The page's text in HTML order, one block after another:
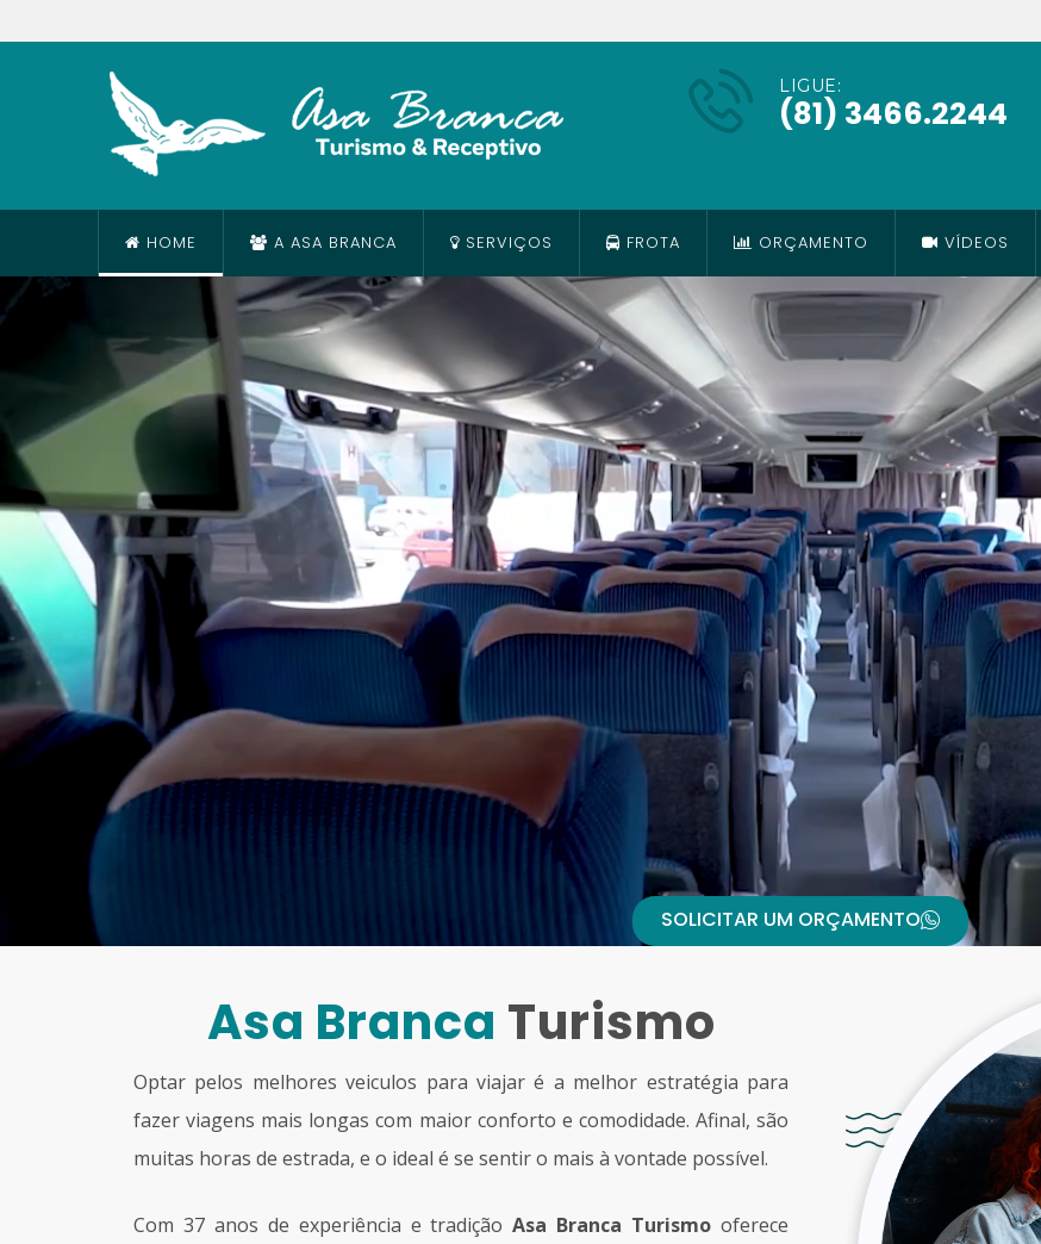
LIGUE:
(81) 3466.2244
HOME A ASA BRANCA SERVIÇOS FROTA ORÇAMENTO VÍDEOS
SOLICITAR UM ORÇAMENTO
Asa Branca Turismo
Optar pelos melhores veiculos para viajar é a melhor estratégia para
fazer viagens mais longas com maior conforto e comodidade. Afinal, são
muitas horas de estrada, e o ideal é se sentir o mais à vontade possível.
Com 37 anos de experiência e tradiçãoAsa Branca Turismo oferece